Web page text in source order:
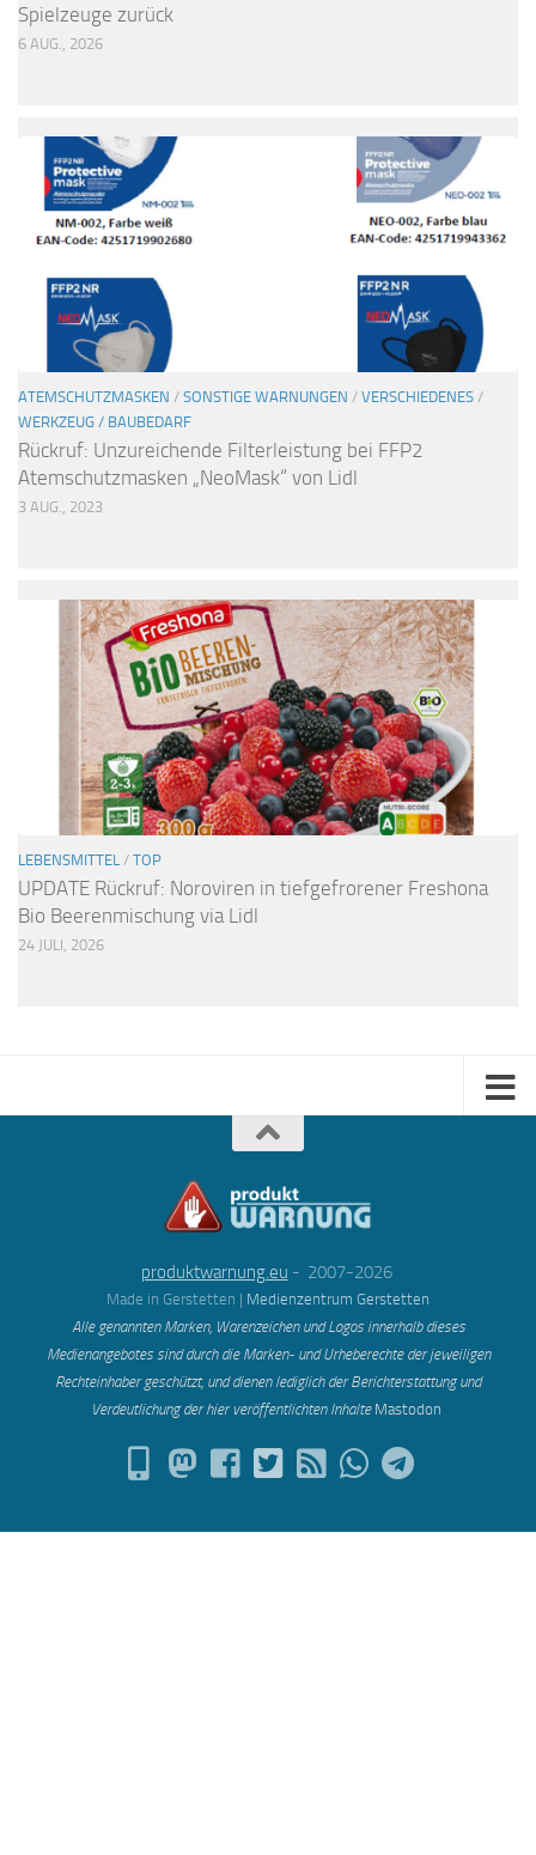
Spielzeuge zurück
6 AUG., 2026
ATEMSCHUTZMASKEN / SONSTIGE WARNUNGEN / VERSCHIEDENES /
WERKZEUG / BAUBEDARF
Rückruf: Unzureichende Filterleistung bei FFP2
Atemschutzmasken „NeoMask“ von Lidl
3 AUG., 2023
LEBENSMITTEL / TOP
UPDATE Rückruf: Noroviren in tiefgefrorener Freshona
Bio Beerenmischung via Lidl
24 JULI, 2026
produktwarnung.eu - 2007-2026
Made in Gerstetten | Medienzentrum Gerstetten
Alle genannten Marken, Warenzeichen und Logos innerhalb dieses
Medienangebotes sind durch die Marken- und Urheberechte der jeweiligen
Rechteinhaber geschützt, und dienen lediglich der Berichterstattung und
Verdeutlichung der hier veröffentlichten Inhalte Mastodon